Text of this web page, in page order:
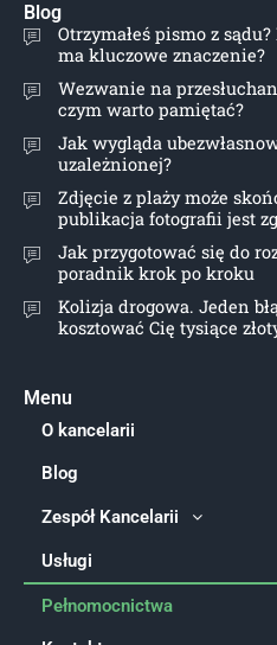
Blog
Otrzymałeś pismo z
ma kluczowe znaczenie?
Wezwanie na
czym warto pamiętać?
Jak wygląda
uzależnionej?
Zdjęcie z plaży może
publikacja fotografii jest
Jak przygotować się do
poradnik krok po kroku
Kolizja drogowa. Jeden
kosztować Cię tysiące
Menu
O kancelarii
Blog
Zespół Kancelarii
Usługi
Pełnomocnictwa